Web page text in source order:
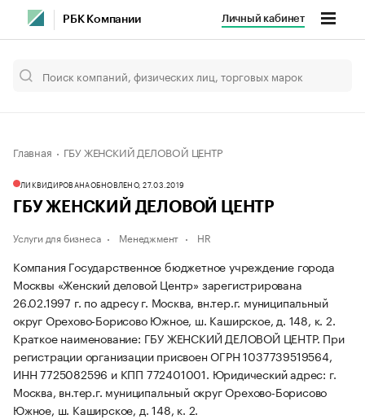
РБК Компании Личный кабинет
Главная ГБУ ЖЕНСКИЙ ДЕЛОВОЙ ЦЕНТР
ЛИКВИДИРОВАНАОБНОВЛЕНО, 27.03.2019
ГБУ ЖЕНСКИЙ ДЕЛОВОЙ ЦЕНТР
Услуги для бизнеса Менеджмент HR
Компания Государственное бюджетное учреждение города
Москвы «Женский деловой Центр» зарегистрирована
26.02.1997 г. по адресу г. Москва, вн.тер.г. муниципальный
округ Орехово-Борисово Южное, ш. Каширское, д. 148, к. 2.
Краткое наименование: ГБУ ЖЕНСКИЙ ДЕЛОВОЙ ЦЕНТР. При
регистрации организации присвоен ОГРН 1037739519564,
ИНН 7725082596 и КПП 772401001. Юридический адрес: г.
Москва, вн.тер.г. муниципальный округ Орехово-Борисово
Южное, ш. Каширское, д. 148, к. 2.